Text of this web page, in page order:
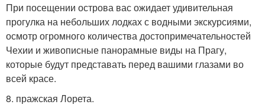
При посещении острова вас ожидает удивительная
прогулка на небольших лодках с водными экскурсиями,
осмотр огромного количества достопримечательностей
Чехии и живописные панорамные виды на Прагу,
которые будут представать перед вашими глазами во
всей красе.
8. пражская Лорета.